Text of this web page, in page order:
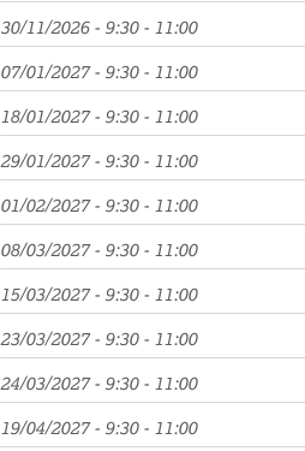
30/11/2026 - 9:30 - 11:00
07/01/2027 - 9:30 - 11:00
18/01/2027 - 9:30 - 11:00
29/01/2027 - 9:30 - 11:00
01/02/2027 - 9:30 - 11:00
08/03/2027 - 9:30 - 11:00
15/03/2027 - 9:30 - 11:00
23/03/2027 - 9:30 - 11:00
24/03/2027 - 9:30 - 11:00
19/04/2027 - 9:30 - 11:00